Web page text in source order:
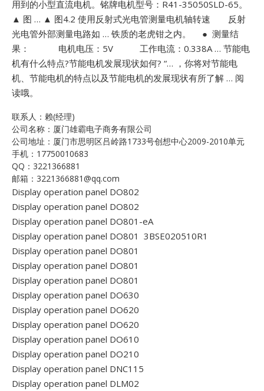
用到的小型直流电机。铭牌电机型号：R41-35050SLD-65。
▲ 图 … ▲ 图4.2 使用反射式光电管测量电机轴转速 反射
光电管外部测量电路如 … 铁质的老虎钳之内。 ● 测量结
果： 电机电压：5V 工作电流：0.338A … 节能电
机有什么特点?节能电机发展现状如何? “… ，你将对节能电
机、节能电机的特点以及节能电机的发展现状有所了解 … 阅
读哦。
联系人：赖(经理)
公司名称：厦门雄霸电子商务有限公司
公司地址：厦门市思明区吕岭路1733号创想中心2009-2010单元
手机：17750010683
QQ：3221366881
邮箱：3221366881@qq.com
Display operation panel DO802
Display operation panel DO802
Display operation panel DO801-eA
Display operation panel DO801 3BSE020510R1
Display operation panel DO801
Display operation panel DO801
Display operation panel DO801
Display operation panel DO630
Display operation panel DO620
Display operation panel DO620
Display operation panel DO610
Display operation panel DO210
Display operation panel DNC115
Display operation panel DLM02